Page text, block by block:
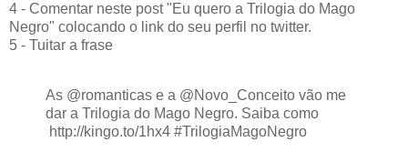
4 - Comentar neste post "Eu quero a Trilogia do Mago
Negro" colocando o link do seu perfil no twitter.
5 - Tuitar a frase
As @romanticas e a @Novo_Conceito vão me
dar a Trilogia do Mago Negro. Saiba como
http://kingo.to/1hx4 #TrilogiaMagoNegro